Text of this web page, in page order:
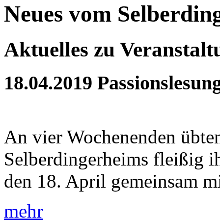
Neues vom
Aktuelles zu
18.04.2019
An vier Wochenenden
Selberdingerheims fleißig
den 18. April gemeinsam
mehr